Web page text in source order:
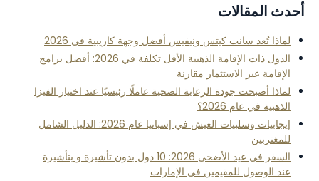
أحدث المقالات
لماذا تُعد سانت كيتس ونيفيس أفضل وجهة كاريبية في 2026
الدول ذات الإقامة الذهبية الأقل تكلفة في 2026: أفضل برامج
الإقامة عبر الاستثمار مقارنة
لماذا أصبحت جودة الرعاية الصحية عاملًا رئيسيًا عند اختيار الفيزا
الذهبية في عام 2026؟
إيجابيات وسلبيات العيش في إسبانيا عام 2026: الدليل الشامل
للمغتربين
السفر في عيد الأضحى 2026: 10 دول بدون تأشيرة و بتأشيرة
عند الوصول للمقيمين في الإمارات